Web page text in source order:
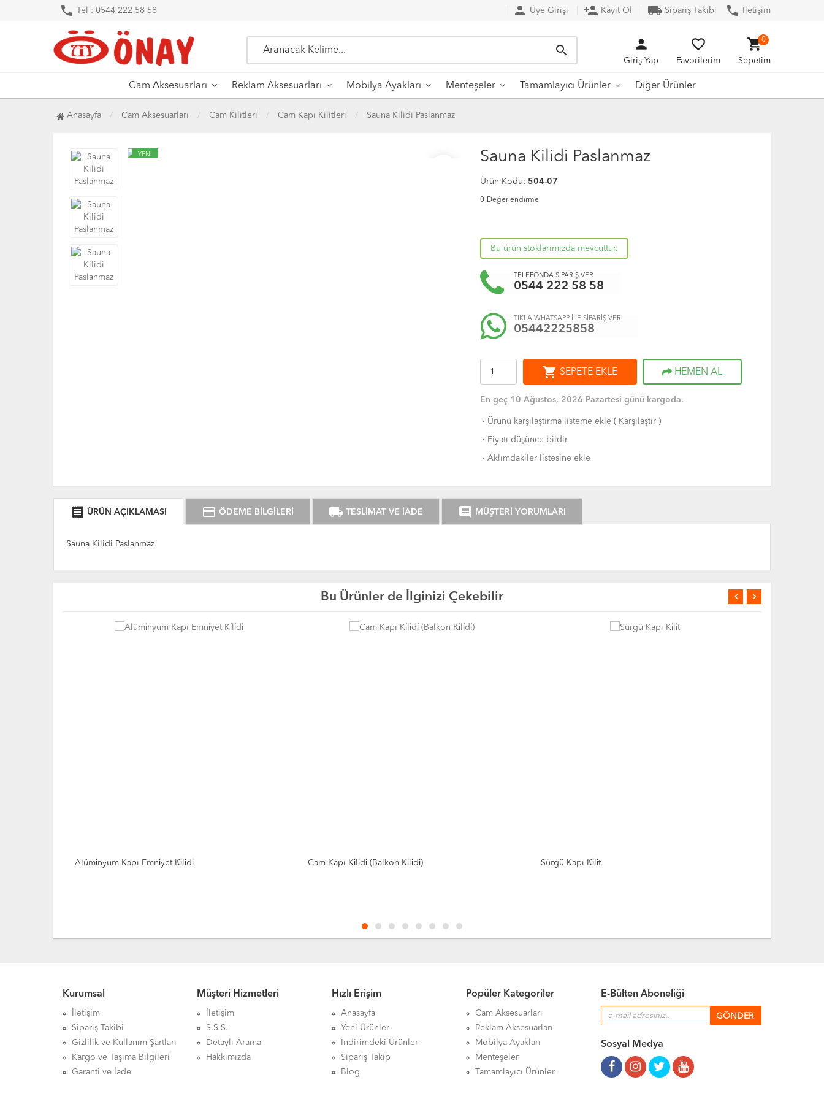
phone Tel : 0544 222 58 58 person Üye Girişi person_add Kayıt Ol local_shipping Sipariş Takibi phone İletişim
search person
Giriş Yap
favorite_border
Favorilerim
shopping_cart
Sepetim
0
Cam Aksesuarları Reklam Aksesuarları Mobilya Ayakları Menteşeler Tamamlayıcı Ürünler Diğer Ürünler
Anasayfa Cam Aksesuarları Cam Kilitleri Cam Kapı Kilitleri Sauna Kilidi Paslanmaz
YENİ Sauna Kilidi Paslanmaz
Ürün Kodu: 504-07
0 Değerlendirme
Bu ürün stoklarımızda mevcuttur.
TELEFONDA SİPARİŞ VER
0544 222 58 58
TIKLA WHATSAPP İLE SİPARİŞ VER
05442225858
shopping_cart SEPETE EKLE HEMEN AL
En geç 10 Ağustos, 2026 Pazartesi günü kargoda.
· Ürünü karşılaştırma listeme ekle( Karşılaştır)
· Fiyatı düşünce bildir
· Aklımdakiler listesine ekle
receipt ÜRÜN AÇIKLAMASI credit_card ÖDEME BİLGİLERİ local_shipping TESLİMAT VE İADE comment MÜŞTERİ YORUMLARI
Sauna Kilidi Paslanmaz
Bu Ürünler de İlginizi Çekebilir
Cam Kapı Ki̇li̇di̇ (Balkon Ki̇li̇di̇) Sürgü Kapı Ki̇li̇t Sauna Ki̇li̇di̇ (Bi̇lyalı Çıt Çıt)
Kurumsal
İletişim
Sipariş Takibi
Gizlilik ve Kullanım Şartları
Kargo ve Taşıma Bilgileri
Garanti ve İade
Müşteri Hizmetleri
İletişim
S.S.S.
Detaylı Arama
Hakkımızda
Hızlı Erişim
Anasayfa
Yeni Ürünler
İndirimdeki Ürünler
Sipariş Takip
Blog
Popüler Kategoriler
Cam Aksesuarları
Reklam Aksesuarları
Mobilya Ayakları
Menteşeler
Tamamlayıcı Ürünler
E-Bülten Aboneliği
Sosyal Medya